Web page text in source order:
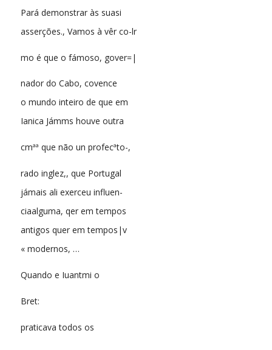
Pará demonstrar às suasi
asserções., Vamos à vêr co-lr
mo é que o fámoso, gover=|
nador do Cabo, covence
o mundo inteiro de que em
Ianica Jámms houve outra
cmªª que não un profecªto-,
rado inglez,, que Portugal
jámais ali exerceu influen-
ciaalguma, qer em tempos
antigos quer em tempos|v
« modernos, …
Quando e Iuantmi o
Bret:
praticava todos os